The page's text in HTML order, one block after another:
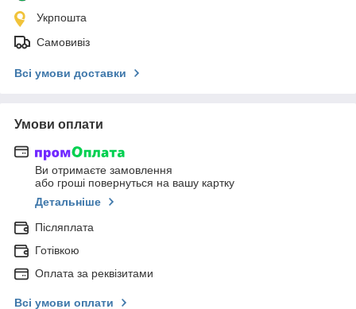
Укрпошта
Самовивіз
Всі умови доставки
Умови оплати
Ви отримаєте замовлення
або гроші повернуться на вашу картку
Детальніше
Післяплата
Готівкою
Оплата за реквізитами
Всі умови оплати